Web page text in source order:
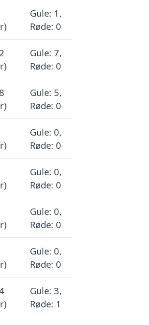
Gule: 1,
Røde: 0
Gule: 7,
Røde: 0
Gule: 5,
Røde: 0
Gule: 0,
Røde: 0
Gule: 0,
Røde: 0
Gule: 0,
Røde: 0
Gule: 0,
Røde: 0
Gule: 3,
Røde: 1